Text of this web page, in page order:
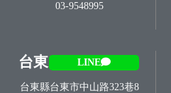
03-9548995
台東 LINE
台東縣台東市中山路323巷8